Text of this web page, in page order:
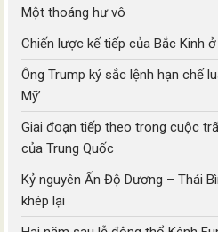
Một thoáng hư vô
Chiến lược kế tiếp của Bắc Kinh
Ông Trump ký sắc lệnh hạn chế
Mỹ’
Giai đoạn tiếp theo trong cuộc
của Trung Quốc
Kỷ nguyên Ấn Độ Dương – Thái
khép lại